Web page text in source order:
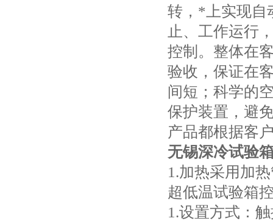
转，*上实现自
止、工作运行
控制。整体在
验收，保证在
间短；科学的
保护装置，避
产品都根据客
无锡深冷试验
1.加热采用加
超低温试验箱
1.设置方式：